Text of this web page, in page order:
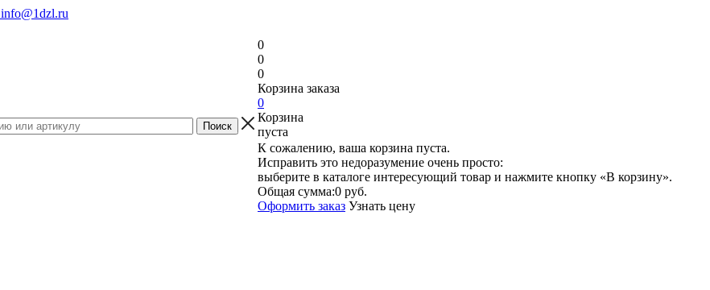
info@1dzl.ru
0
0
0
Корзина заказа
0
Корзина
пуста
К сожалению, ваша корзина пуста.
Исправить это недоразумение очень просто:
выберите в каталоге интересующий товар и нажмите кнопку «В корзину».
Общая сумма:0 руб.
Оформить заказ Узнать цену